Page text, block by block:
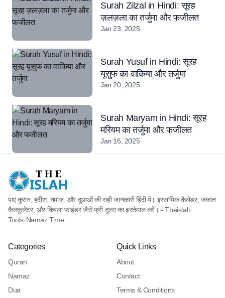
Surah Zilzal in Hindi: सूरह
ज़लज़ला का तर्जुमा और फजीलत
Jan 23, 2025
Surah Yusuf in Hindi: सूरह
यूसुफ का वाकिया और तर्जुमा
Jan 20, 2025
Surah Maryam in Hindi: सूरह
मरियम का तर्जुमा और फजीलत
Jan 16, 2025
पाएं कुरान, हदीस, नमाज़, और दुआओं की सही जानकारी हिंदी में। इस्लामिक कैलेंडर, जकात
कैलकुलेटर, और किबला फाइंडर जैसे फ्री टूल्स का इस्तेमाल करें। - Theislah
Tools·Namaz Time
Categories
Quran
Namaz
Dua
Quick Links
About
Contact
Terms & Conditions